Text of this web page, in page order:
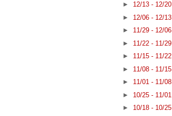
► 12/13 - 12/20
► 12/06 - 12/13
► 11/29 - 12/06
► 11/22 - 11/29
► 11/15 - 11/22
► 11/08 - 11/15
► 11/01 - 11/08
► 10/25 - 11/01
► 10/18 - 10/25